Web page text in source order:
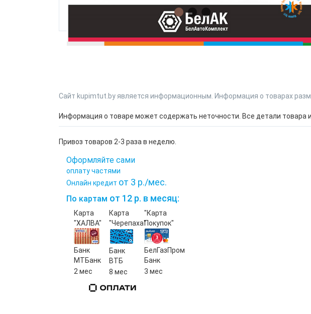
Сайт kupimtut.by является информационным. Информация о товарах
Информация о товаре может содержать неточности. Все детали товара
Привоз товаров 2-3 раза в неделю.
Оформляйте сами
оплату частями
Онлайн кредит от 3 р./мес.
По картам от 12 р. в месяц:
Карта
"ХАЛВА"
Банк
МТБанк
2 мес
Карта
"Черепаха"
Банк
ВТБ
8 мес
"Карта
Покупок"
БелГазПром
Банк
3 мес